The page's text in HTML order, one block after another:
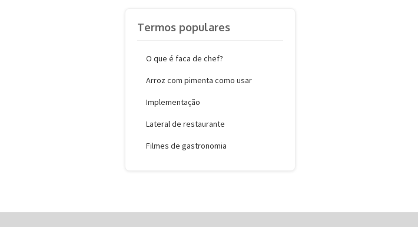
Termos populares
O que é faca de chef?
Arroz com pimenta como usar
Implementação
Lateral de restaurante
Filmes de gastronomia